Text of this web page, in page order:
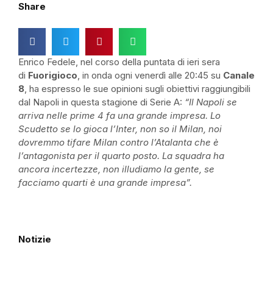
Share
Enrico Fedele, nel corso della puntata di ieri sera
di Fuorigioco, in onda ogni venerdì alle 20:45 su Canale
8, ha espresso le sue opinioni sugli obiettivi raggiungibili
dal Napoli in questa stagione di Serie A: “Il Napoli se
arriva nelle prime 4 fa una grande impresa. Lo
Scudetto se lo gioca l’Inter, non so il Milan, noi
dovremmo tifare Milan contro l’Atalanta che è
l’antagonista per il quarto posto. La squadra ha
ancora incertezze, non illudiamo la gente, se
facciamo quarti è una grande impresa”.
Notizie